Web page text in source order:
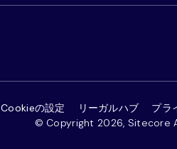
© Copyright 2026, Sitecore
Cookieの設定 リーガルハブ プラ